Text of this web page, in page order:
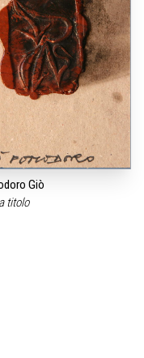
Giò
titolo